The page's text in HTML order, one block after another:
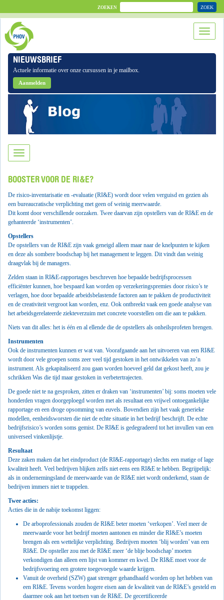
ZOEKEN ZOEK
NIEUWSBRIEF
Actuele informatie over onze cursussen in je mailbox.
Aanmelden
BOOSTER VOOR DE RI&E?
De risico-inventarisatie en -evaluatie (RI&E) wordt door velen verguisd en gezien als
een bureaucratische verplichting met geen of weinig meerwaarde.
Dit komt door verschillende oorzaken. Twee daarvan zijn opstellers van de RI&E en de
gehanteerde ‘instrumenten’.
Opstellers
De opstellers van de RI&E zijn vaak geneigd alleen maar naar de knelpunten te kijken
en deze als sombere boodschap bij het management te leggen. Dit vindt dan weinig
draagvlak bij de managers.
Zelden staan in RI&E-rapportages beschreven hoe bepaalde bedrijfsprocessen
efficiënter kunnen, hoe bespaard kan worden op verzekeringspremies door risico’s te
verlagen, hoe door bepaalde arbeidsbelastende factoren aan te pakken de productiviteit
en de creativiteit vergroot kan worden, enz. Ook ontbreekt vaak een goede analyse van
het arbeidsgerelateerde ziekteverzuim met concrete voorstellen om die aan te pakken.
Niets van dit alles: het is één en al ellende die de opstellers als onheilsprofeten brengen.
Instrumenten
Ook de instrumenten kunnen er wat van. Voorafgaande aan het uitvoeren van een RI&E
wordt door vele groepen soms zeer veel tijd gestoken in het ontwikkelen van zo’n
instrument. Als gekapitaliseerd zou gaan worden hoeveel geld dat gekost heeft, zou je
schrikken Was die tijd maar gestoken in verbetertrajecten.
De goede niet te na gesproken, zitten er draken van ‘instrumenten’ bij: soms moeten vele
honderden vragen doorgeploegd worden met als resultaat een vrijwel ontoegankelijke
rapportage en een droge opsomming van euvels. Bovendien zijn het vaak generieke
modellen, eenheidsworsten die niet de echte situatie in het bedrijf beschrijft. De echte
bedrijfsrisico’s worden soms gemist. De RI&E is gedegradeerd tot het invullen van een
universeel vinkenlijstje.
Resultaat
Deze zaken maken dat het eindproduct (de RI&E-rapportage) slechts een matige of lage
kwaliteit heeft. Veel bedrijven blijken zelfs niet eens een RI&E te hebben. Begrijpelijk:
als in ondernemingsland de meerwaarde van de RI&E niet wordt onderkend, staan de
bedrijven immers niet te trappelen.
Twee acties:
Acties die in de nabije toekomst liggen:
De arboprofessionals zouden de RI&E beter moeten ‘verkopen’. Veel meer de
meerwaarde voor het bedrijf moeten aantonen en minder die RI&E’s moeten
brengen als een wettelijke verplichting. Bedrijven moeten ‘blij worden’ van een
RI&E. De opsteller zou met de RI&E meer ‘de blije boodschap’ moeten
verkondigen dan alleen een lijst van kommer en kwel. De RI&E moet voor de
bedrijfsvoering een grotere toegevoegde waarde krijgen.
Vanuit de overheid (SZW) gaat strenger gehandhaafd worden op het hebben van
een RI&E. Tevens worden hogere eisen aan de kwaliteit van de RI&E’s gesteld en
daarmee ook aan het toetsen van de RI&E. De gecertificeerde